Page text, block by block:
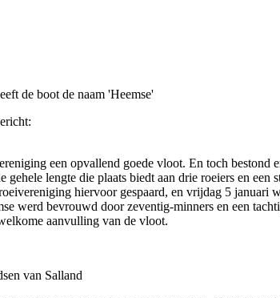
de boot de naam 'Heemse'
een opvallend goede vloot. En toch bestond
lengte die plaats biedt aan drie roeiers en
hiervoor gespaard, en vrijdag 5
werd bevrouwd door zeventig-minners en een
aanvulling van de vloot.
van Salland